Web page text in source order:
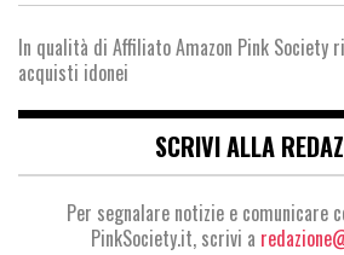
In qualità di Affiliato Amazon Pink Society
acquisti idonei
SCRIVI ALLA
Per segnalare notizie e comunicare
PinkSociety.it, scrivi a